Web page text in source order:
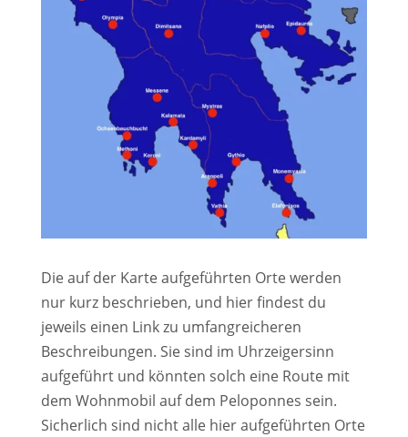
Die auf der Karte aufgeführten Orte werden
nur kurz beschrieben, und hier findest du
jeweils einen Link zu umfangreicheren
Beschreibungen. Sie sind im Uhrzeigersinn
aufgeführt und könnten solch eine Route mit
dem Wohnmobil auf dem Peloponnes sein.
Sicherlich sind nicht alle hier aufgeführten Orte